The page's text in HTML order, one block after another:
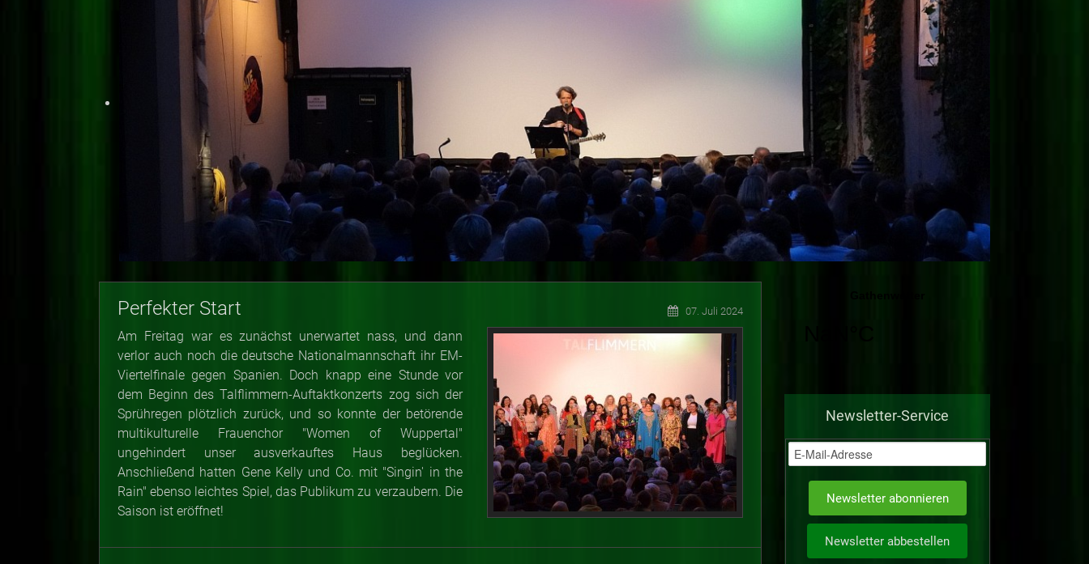
Perfekter Start 07. Juli 2024
Am Freitag war es zunächst unerwartet nass, und dann
verlor auch noch die deutsche Nationalmannschaft ihr EM-
Viertelfinale gegen Spanien. Doch knapp eine Stunde vor
dem Beginn des Talflimmern-Auftaktkonzerts zog sich der
Sprühregen plötzlich zurück, und so konnte der betörende
multikulturelle Frauenchor "Women of Wuppertal"
ungehindert unser ausverkauftes Haus beglücken.
Anschließend hatten Gene Kelly und Co. mit "Singin' in the
Rain" ebenso leichtes Spiel, das Publikum zu verzaubern. Die
Saison ist eröffnet!
Newsletter-Service